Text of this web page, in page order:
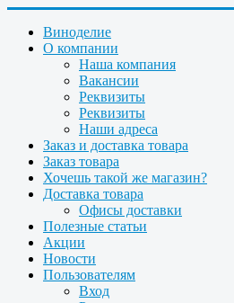
Виноделие
О компании
Наша компания
Вакансии
Реквизиты
Реквизиты
Наши адреса
Заказ и доставка товара
Заказ товара
Хочешь такой же магазин?
Доставка товара
Офисы доставки
Полезные статьи
Акции
Новости
Пользователям
Вход